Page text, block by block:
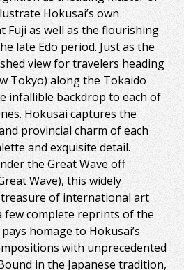
Hokusai’s own
Fuji as well as the flourishing
late Edo period. Just as the
view for travelers heading
Tokyo) along the Tokaido
infallible backdrop to each of
Hokusai captures the
provincial charm of each
and exquisite detail.
the Great Wave off
Wave), this widely
treasure of international art
few complete reprints of the
homage to Hokusai’s
with unprecedented
in the Japanese tradition,